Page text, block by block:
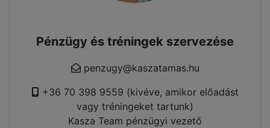
Pénzügy és tréningek szervezése
penzugy@kaszatamas.hu
+36 70 398 9559 (kivéve, amikor előadást
vagy tréningeket tartunk)
Kasza Team pénzügyi vezető